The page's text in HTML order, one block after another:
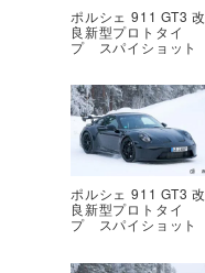
ポルシェ 911 GT3 改
良新型プロトタイ
プ スパイショット
ポルシェ 911 GT3 改
良新型プロトタイ
プ スパイショット